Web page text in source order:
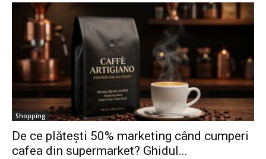
Shopping
De ce plătești 50% marketing când cumperi
cafea din supermarket? Ghidul...